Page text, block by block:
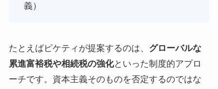
義）
たとえばピケティが提案するのは、 グローバルな
累進富裕税や相続税の強化といった制度的アプロ
ーチです。資本主義そのものを否定するのではな